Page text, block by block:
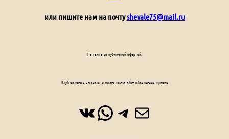
или пишите нам на почтуshevale75@mail.ru
ВКонтакте
WhatsApp
Telegram
Почта